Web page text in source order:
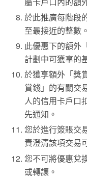
於此推廣每階段
至最接近的整數。
此優惠下的額外
計劃中可獲享的
於獲享額外「獎
賞錢」的有關交
人的信用卡戶口
先通知。
您於進行簽賬交
責澄清該項交易
您不可將優惠兌
或轉讓。